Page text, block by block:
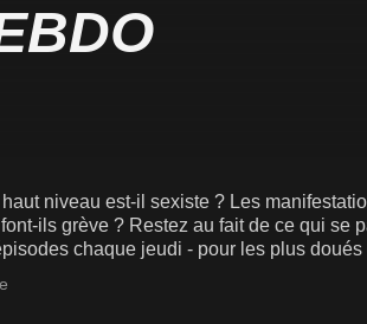
haut niveau est-il sexiste ? Les
ils grève ? Restez au fait de ce qui se
chaque jeudi - pour les plus